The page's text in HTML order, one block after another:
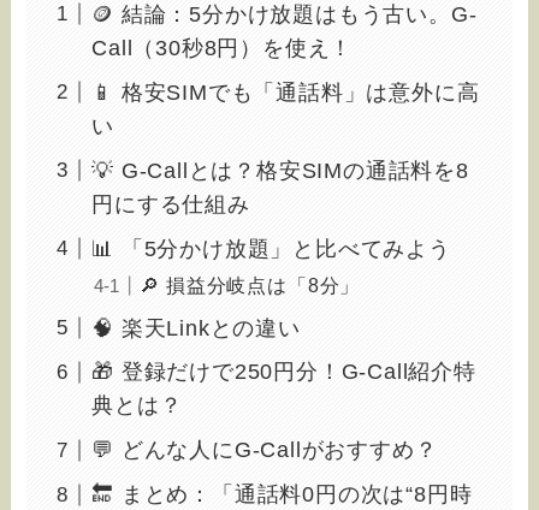
🪙 結論：5分かけ放題はもう古い。G-
Call（30秒8円）を使え！
📱 格安SIMでも「通話料」は意外に高
い
💡 G-Callとは？格安SIMの通話料を8
円にする仕組み
📊 「5分かけ放題」と比べてみよう
🔎 損益分岐点は「8分」
🧠 楽天Linkとの違い
🎁 登録だけで250円分！G-Call紹介特
典とは？
💬 どんな人にG-Callがおすすめ？
🔚 まとめ：「通話料0円の次は“8円時